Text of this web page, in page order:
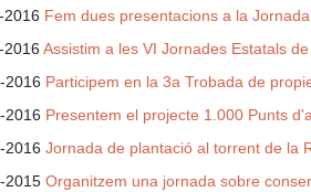
2016 Fem dues presentacions a la
2016 Assistim a les VI Jornades Estatals
2016 Participem en la 3a Trobada de
2016 Presentem el projecte 1.000 Punts
2016 Jornada de plantació al torrent de la
2015 Organitzem una jornada sobre